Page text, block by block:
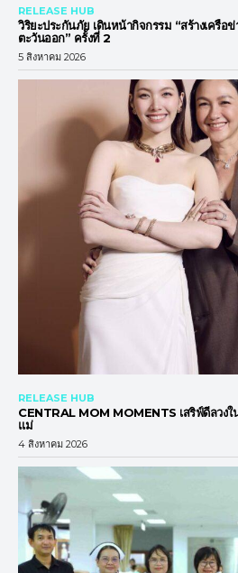
RELEASE HUB
วิริยะประกันภัย เดินหน้ากิจกรรม “สร้างเครือ
ตะวันออก” ครั้งที่ 2
5 สิงหาคม 2026
RELEASE HUB
CENTRAL MOM MOMENTS เสริฟ์ดีลวง
แม่
4 สิงหาคม 2026